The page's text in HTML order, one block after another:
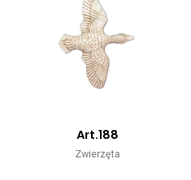
Art.188
Zwierzęta